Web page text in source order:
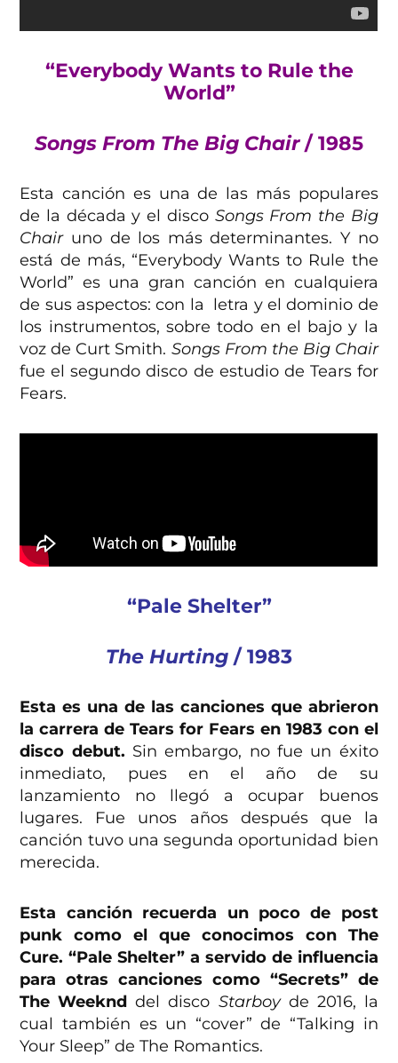
“Everybody Wants to Rule the
World”
Songs From The Big Chair/ 1985
Esta canción es una de las más populares
de la década y el disco Songs From the Big
Chair uno de los más determinantes. Y no
está de más, “Everybody Wants to Rule the
World” es una gran canción en cualquiera
de sus aspectos: con la letra y el dominio de
los instrumentos, sobre todo en el bajo y la
voz de Curt Smith. Songs From the Big Chair
fue el segundo disco de estudio de Tears for
Fears.
“Pale Shelter”
The Hurting / 1983
Esta es una de las canciones que abrieron
la carrera de Tears for Fears en 1983 con el
disco debut. Sin embargo, no fue un éxito
inmediato, pues en el año de su
lanzamiento no llegó a ocupar buenos
lugares. Fue unos años después que la
canción tuvo una segunda oportunidad bien
merecida.
Esta canción recuerda un poco de post
punk como el que conocimos con The
Cure. “Pale Shelter” a servido de influencia
para otras canciones como “Secrets” de
The Weeknd del disco Starboyde 2016, la
cual también es un “cover” de “Talking in
Your Sleep” de The Romantics.